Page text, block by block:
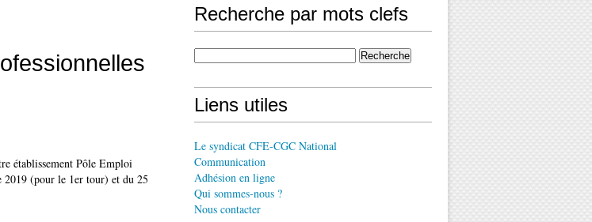
établissement Pôle Emploi
2019 (pour le 1er tour) et du 25
Recherche par mots clefs
Liens utiles
Le syndicat CFE-CGC National
Communication
Adhésion en ligne
Qui sommes-nous ?
Nous contacter